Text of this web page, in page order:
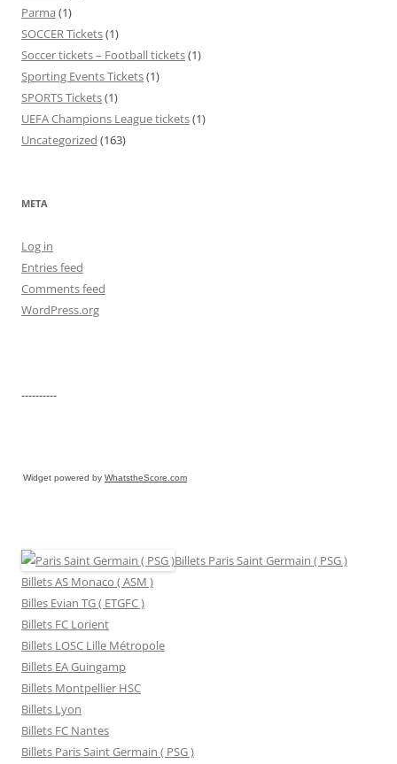
Parma (1)
SOCCER Tickets(1)
Soccer tickets – Football tickets(1)
Sporting Events Tickets(1)
SPORTS Tickets(1)
UEFA Champions League tickets(1)
Uncategorized (163)
META
Log in
Entries feed
Comments feed
WordPress.org
----------
Widget powered by WhatstheScore.com
Billets Paris Saint Germain ( PSG )
Billets AS Monaco ( ASM )
Billes Evian TG ( ETGFC )
Billets FC Lorient
Billets LOSC Lille Métropole
Billets EA Guingamp
Billets Montpellier HSC
Billets Lyon
Billets FC Nantes
Billets Paris Saint Germain ( PSG )